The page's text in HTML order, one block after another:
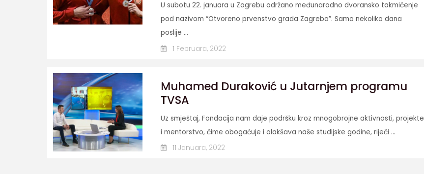
U subotu 22. januara u Zagrebu održano međunarodno dvoransko takmičenje
pod nazivom “Otvoreno prvenstvo grada Zagreba”. Samo nekoliko dana
poslije ...
1 Februara, 2022
Muhamed Duraković u Jutarnjem programu
TVSA
Uz smještaj, Fondacija nam daje podršku kroz mnogobrojne aktivnosti, projekte
i mentorstvo, čime obogaćuje i olakšava naše studijske godine, riječi ...
11 Januara, 2022